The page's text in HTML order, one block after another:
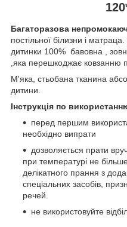
Багаторазова
постільної білизни і
дитинки 100% бавовна ,
,яка перешкоджає ковзанню
М'яка, стьобана тканина
дитини.
Інструкція по
перед першим
необхідно випрати
дозволяється прати
при температурі не
делікатного прання з
спеціальних засобів,
речей.
не використовуйте